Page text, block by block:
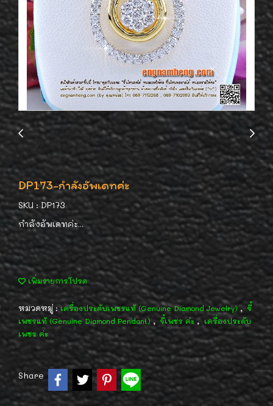
DP173-กำลังอัพเดทค่ะ
SKU : DP173
กำลังอัพเดทค่ะ...
เพิ่มรายการโปรด
หมวดหมู่ :เครื่องประดับเพชรแท้ (Genuine Diamond Jewelry), จี้
เพชรแท้ (Genuine Diamond Pendant) , จี้เพชร ค่ะ , เครื่องประดับ
เพชร ค่ะ
Share